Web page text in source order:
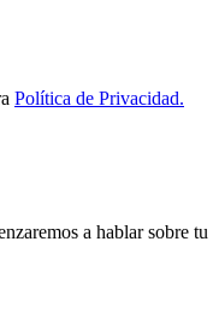
Política de Privacidad.
a hablar sobre tu